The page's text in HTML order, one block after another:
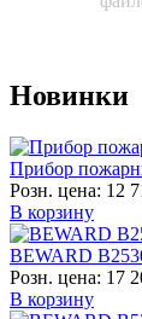
Новинки
Прибор
Розн. цена: 12
В корзину
BEWARD
Розн. цена: 17
В корзину